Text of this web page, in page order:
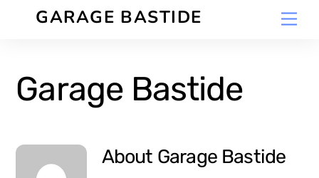
GARAGE BASTIDE
Garage Bastide
About Garage Bastide